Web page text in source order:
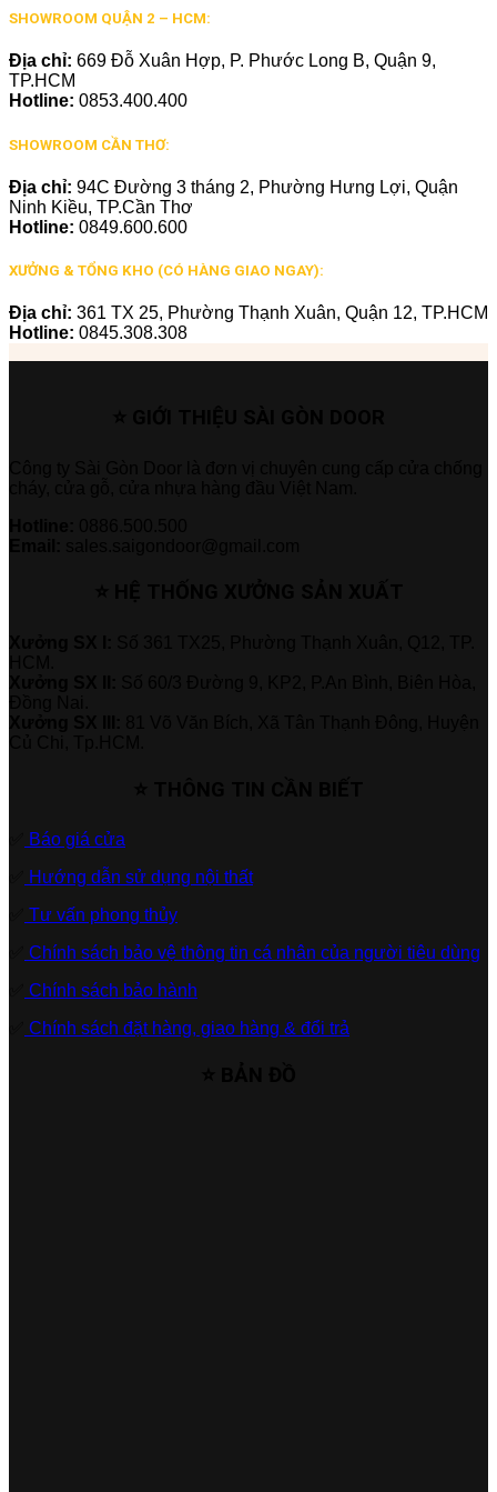
SHOWROOM QUẬN 2 – HCM:
Địa chỉ: 669 Đỗ Xuân Hợp, P. Phước Long B, Quận 9,
TP.HCM
Hotline: 0853.400.400
SHOWROOM CẦN THƠ:
Địa chỉ: 94C Đường 3 tháng 2, Phường Hưng Lợi, Quận
Ninh Kiều, TP.Cần Thơ
Hotline: 0849.600.600
XƯỞNG & TỔNG KHO (CÓ HÀNG GIAO NGAY):
Địa chỉ: 361 TX 25, Phường Thạnh Xuân, Quận 12, TP.HCM
Hotline: 0845.308.308
Báo giá cửa
Hướng dẫn sử dụng nội thất
Tư vấn phong thủy
Chính sách bảo vệ thông tin cá nhân của người tiêu dùng
Chính sách bảo hành
Chính sách đặt hàng, giao hàng & đổi trả